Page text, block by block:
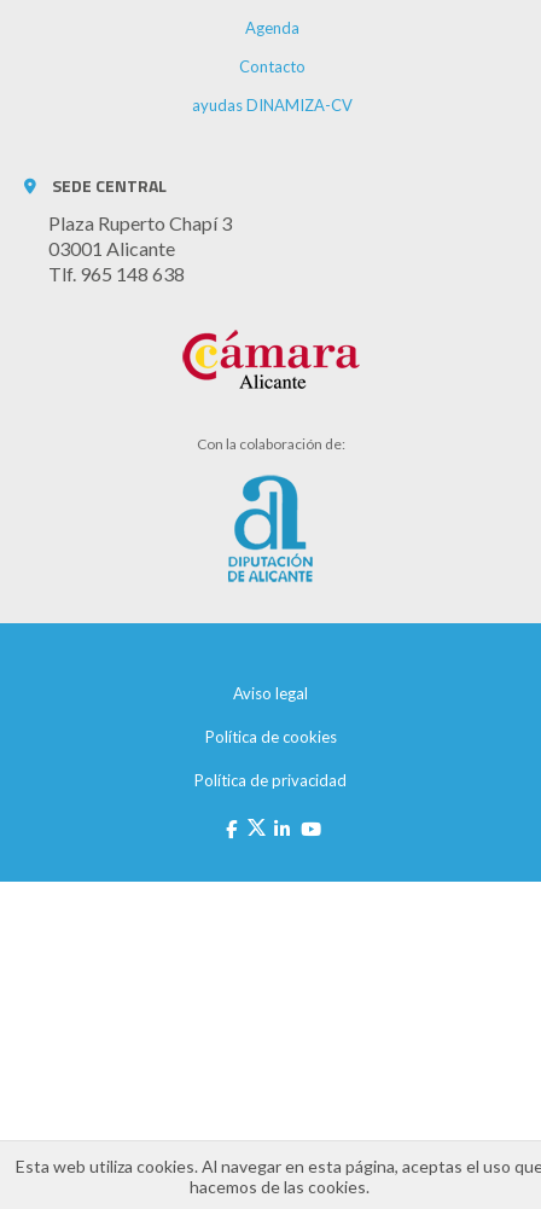
Agenda
Contacto
ayudas DINAMIZA-CV
SEDE CENTRAL
Plaza Ruperto Chapí 3
03001 Alicante
Tlf. 965 148 638
Con la colaboración de:
Aviso legal
Política de cookies
Política de privacidad
Esta web utiliza cookies. Al navegar en esta página, aceptas el uso
hacemos de las cookies.